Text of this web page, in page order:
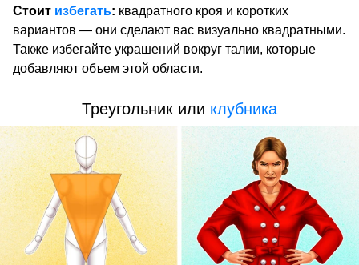
Стоит избегать: квадратного кроя и коротких
вариантов — они сделают вас визуально квадратными.
Также избегайте украшений вокруг талии, которые
добавляют объем этой области.
Треугольник или клубника